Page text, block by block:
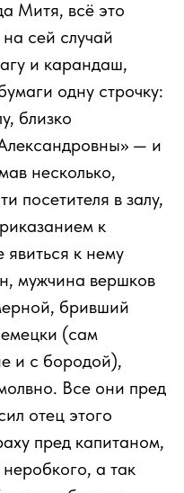
Митя, всё это
сей случай
и карандаш,
одну строчку:
близко
— и
несколько,
посетителя в залу,
к
к нему
мужчина вершков
бривший
(сам
и с бородой),
Все они пред
отец этого
пред капитаном,
а так